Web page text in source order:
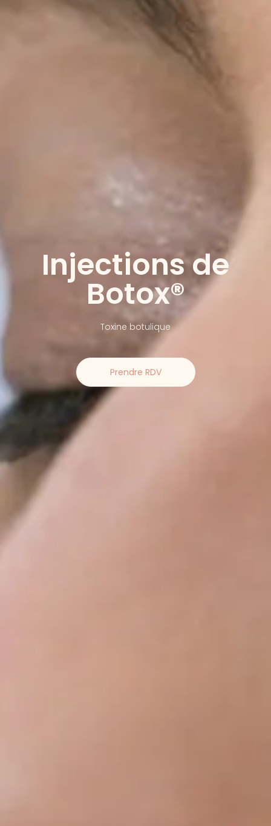
Injections de
Botox®
Toxine botulique
Prendre RDV